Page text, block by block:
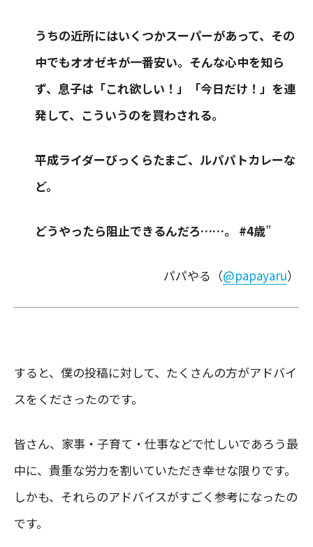
うちの近所にはいくつかスーパーがあって、その
中でもオオゼキが一番安い。そんな心中を知ら
ず、息子は「これ欲しい！」「今日だけ！」を連
発して、こういうのを買わされる。
平成ライダーびっくらたまご、ルパパトカレーな
ど。
どうやったら阻止できるんだろ……。 #4歳”
パパやる（@papayaru）
すると、僕の投稿に対して、たくさんの方がアドバイ
スをくださったのです。
皆さん、家事・子育て・仕事などで忙しいであろう最
中に、貴重な労力を割いていただき幸せな限りです。
しかも、それらのアドバイスがすごく参考になったの
です。